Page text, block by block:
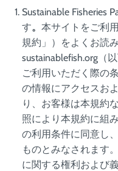
Sustainable Fisheries
す。 本サイトをご利
規約」）をよくお読
sustainablefish.org（
ご利用いただく際の
の情報にアクセスお
り、お客様は本規約
照により本規約に組
の利用条件に同意し
ものとみなされます
に関する権利および